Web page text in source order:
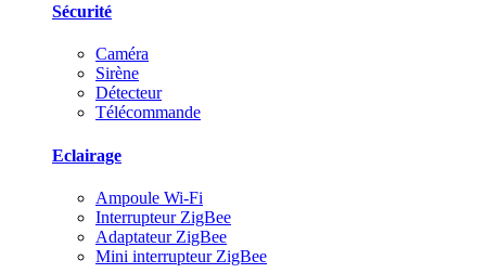
Sécurité
Caméra
Sirène
Détecteur
Télécommande
Eclairage
Ampoule Wi-Fi
Interrupteur ZigBee
Adaptateur ZigBee
Mini interrupteur ZigBee